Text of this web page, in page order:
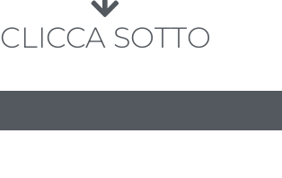
CLICCA SOTTO